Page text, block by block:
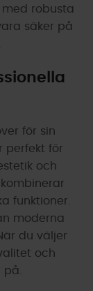
robusta
säker på
för sin
perfekt för
och
funktioner.
moderna
du väljer
och